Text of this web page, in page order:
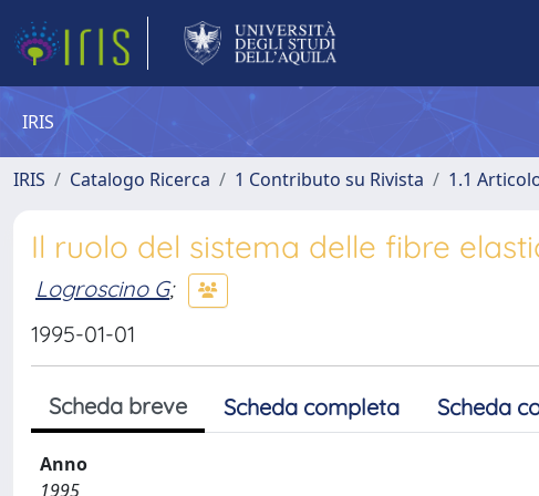
IRIS
IRIS Catalogo Ricerca 1 Contributo su Rivista 1.1
Il ruolo del sistema delle fibre
Logroscino G;
1995-01-01
Scheda breve Scheda completa Scheda
Anno
1995